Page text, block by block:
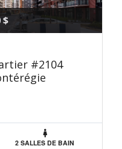
$
#2104
2 SALLES DE BAIN